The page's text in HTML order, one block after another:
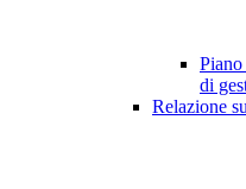
di
Relazione